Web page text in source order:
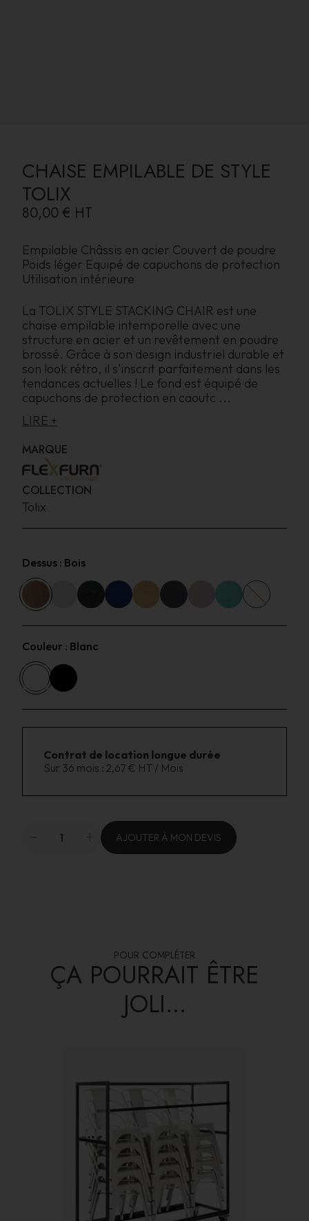
CHAISE EMPILABLE DE STYLE
TOLIX
80,00 € HT
Empilable Châssis en acier Couvert de poudre
Poids léger Equipé de capuchons de protection
Utilisation intérieure
La TOLIX STYLE STACKING CHAIR est une
chaise empilable intemporelle avec une
structure en acier et un revêtement en poudre
brossé. Grâce à son design industriel durable et
son look rétro, il s'inscrit parfaitement dans les
tendances actuelles ! Le fond est équipé de
capuchons de protection en caoutc ...
LIRE +
MARQUE
COLLECTION
Tolix
Dessus : Bois
Couleur : Blanc
Contrat de location longue durée
Sur 36 mois : 2,67 € HT / Mois
AJOUTER À MON DEVIS
POUR COMPLÉTER
ÇA POURRAIT ÊTRE
JOLI...